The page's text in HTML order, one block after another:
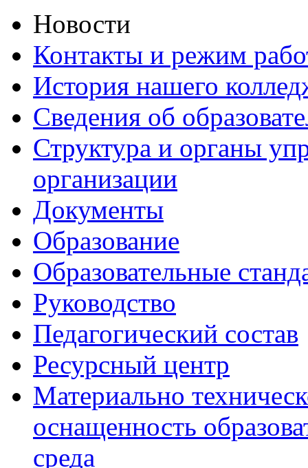
Новости
Контакты и режим
История нашего
Сведения об
Структура и органы
организации
Документы
Образование
Образовательные
Руководство
Педагогический состав
Ресурсный центр
Материально
оснащенность
среда